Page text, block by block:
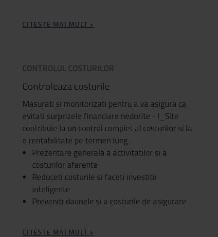
CITESTE MAI MULT >
CONTROLUL COSTURILOR
Controleaza costurile
Masurati si monitorizati pentru a va asigura ca
evitati surprizele financiare nedorite - I_Site
contribuie la un control complet al costurilor si la
o rentabilitate pe termen lung.
Prezentare generala a activitatilor si a
costurilor aferente
Reduceti costurile si faceti investitii
inteligente
Preveniti daunele si a costurile de asigurare
CITESTE MAI MULT >